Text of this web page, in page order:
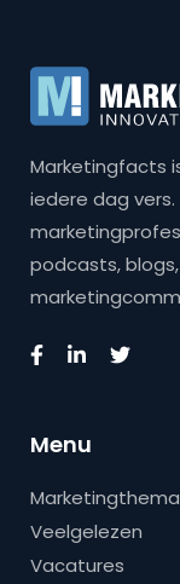
Marketingfacts
iedere dag
podcasts,
Menu
Veelgelezen
Vacatures